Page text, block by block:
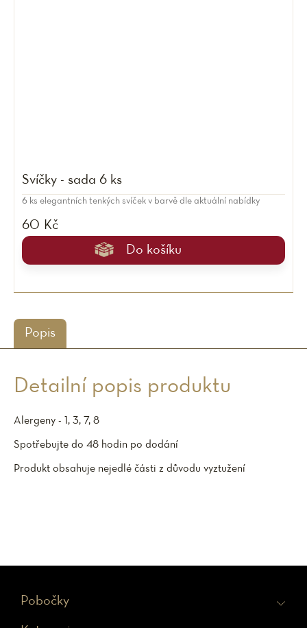
Svíčky - sada 6 ks
60 Kč
Do košíku
6 ks elegantních tenkých svíček v barvě dle aktuální nabídky
Popis
Detailní popis produktu
Alergeny - 1, 3, 7, 8
Spotřebujte do 48 hodin po dodání
Produkt obsahuje nejedlé části z důvodu vyztužení
Pobočky